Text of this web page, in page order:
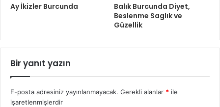
Ay İkizler Burcunda
Balık Burcunda Diyet,
Beslenme Saglık ve
Güzellik
Bir yanıt yazın
E-posta adresiniz yayınlanmayacak. Gerekli alanlar * ile
işaretlenmişlerdir